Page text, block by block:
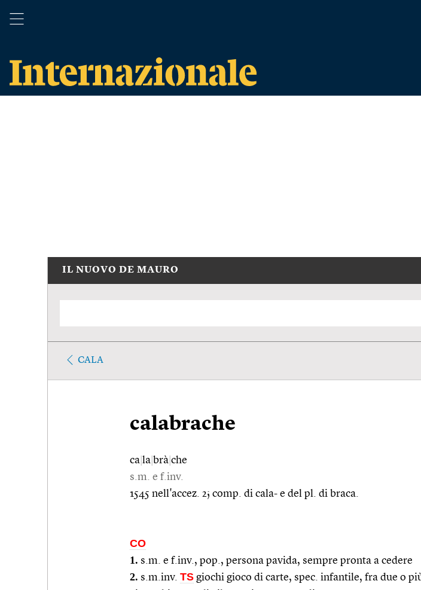
IL NUOVO DE MAURO
CALA
calabrache
ca la brà che
s.m. e f.inv.
1545 nell'accez. 2; comp. di cala- e del pl. di braca.
CO
1. s.m. e f.inv., pop., persona pavida, sempre pronta a cedere
2. s.m.inv. TS giochi gioco di carte, spec. infantile, fra due o